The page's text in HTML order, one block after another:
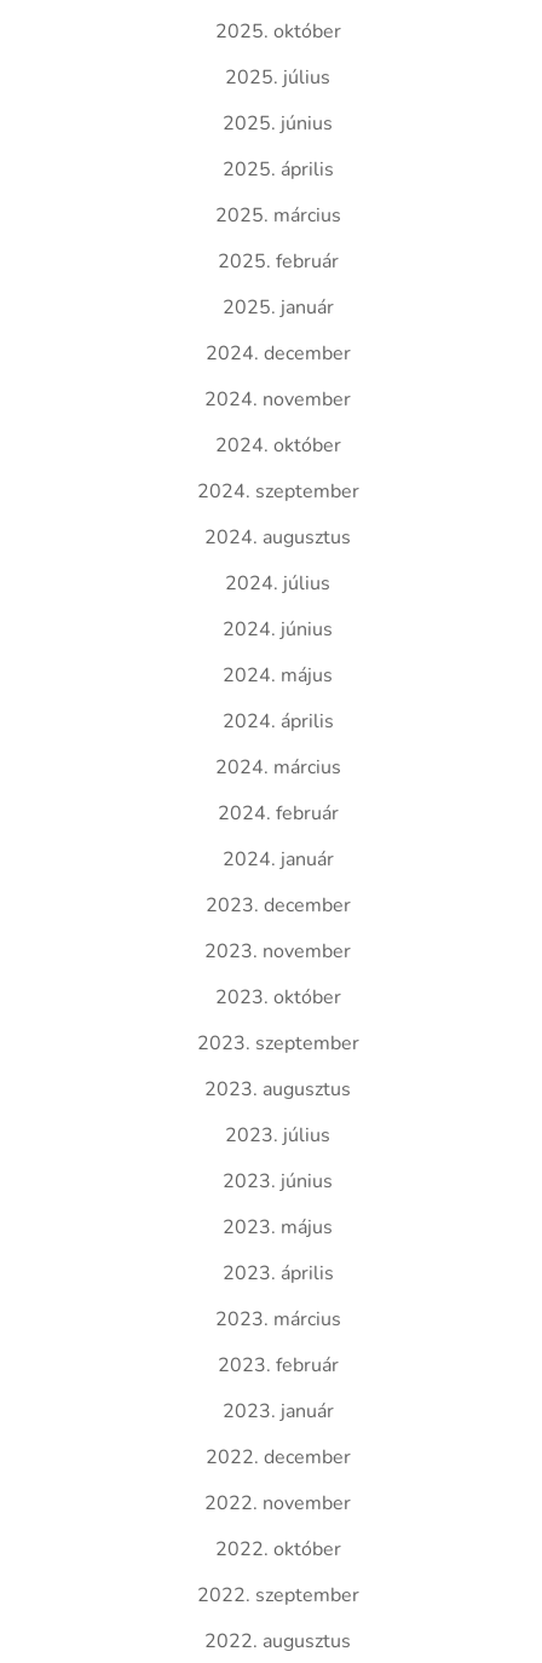
2025. október
2025. július
2025. június
2025. április
2025. március
2025. február
2025. január
2024. december
2024. november
2024. október
2024. szeptember
2024. augusztus
2024. július
2024. június
2024. május
2024. április
2024. március
2024. február
2024. január
2023. december
2023. november
2023. október
2023. szeptember
2023. augusztus
2023. július
2023. június
2023. május
2023. április
2023. március
2023. február
2023. január
2022. december
2022. november
2022. október
2022. szeptember
2022. augusztus